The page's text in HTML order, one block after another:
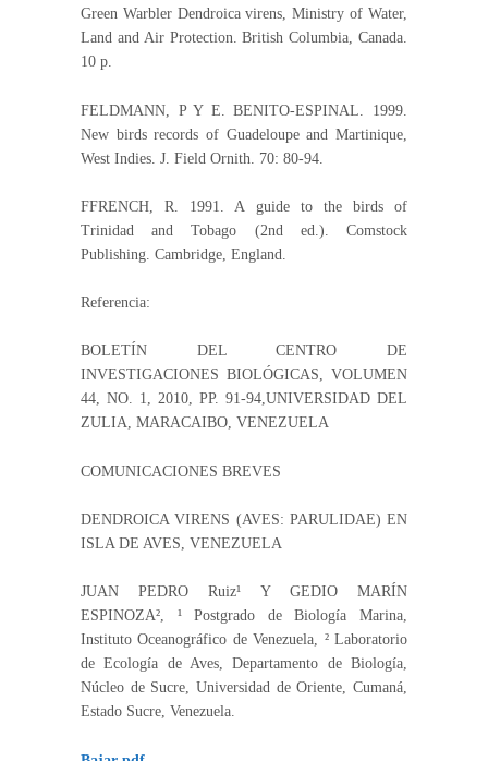
Green Warbler Dendroica virens, Ministry of Water,
Land and Air Protection. British Columbia, Canada.
10 p.
FELDMANN, P Y E. BENITO-ESPINAL. 1999.
New birds records of Guadeloupe and Martinique,
West Indies. J. Field Ornith. 70: 80-94.
FFRENCH, R. 1991. A guide to the birds of
Trinidad and Tobago (2nd ed.). Comstock
Publishing. Cambridge, England.
Referencia:
BOLETÍN DEL CENTRO DE
INVESTIGACIONES BIOLÓGICAS, VOLUMEN
44, NO. 1, 2010, PP. 91-94,UNIVERSIDAD DEL
ZULIA, MARACAIBO, VENEZUELA
COMUNICACIONES BREVES
DENDROICA VIRENS (AVES: PARULIDAE) EN
ISLA DE AVES, VENEZUELA
JUAN PEDRO Ruiz¹ Y GEDIO MARÍN
ESPINOZA², ¹ Postgrado de Biología Marina,
Instituto Oceanográfico de Venezuela, ² Laboratorio
de Ecología de Aves, Departamento de Biología,
Núcleo de Sucre, Universidad de Oriente, Cumaná,
Estado Sucre, Venezuela.